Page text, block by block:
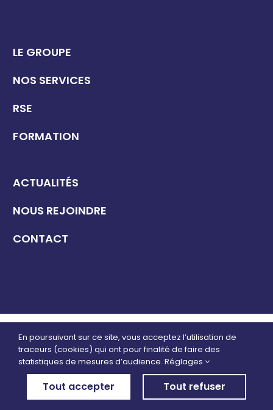
LE GROUPE
NOS SERVICES
RSE
FORMATION
ACTUALITÉS
NOUS REJOINDRE
CONTACT
POLITIQUE DE CONFIDENTIALITÉ MENTIONS LÉGALES
RGPD–PLAN DU SITE
DESIGN PARLEMON CRÉATION
En poursuivant sur ce site, vous acceptez l’utilisation de
traceurs (cookies) qui ont pour finalité de faire des
statistiques de mesures d’audience. Réglages
Tout accepter Tout refuser